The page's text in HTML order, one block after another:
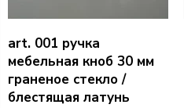
art. 001 ручка
мебельная кноб 30 мм
граненое стекло /
блестящая латунь